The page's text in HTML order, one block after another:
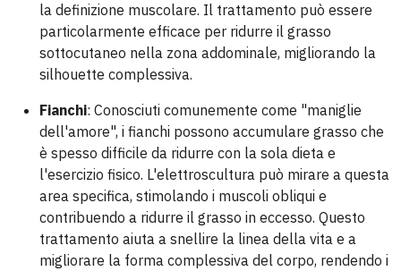
la definizione muscolare. Il trattamento può essere
particolarmente efficace per ridurre il grasso
sottocutaneo nella zona addominale, migliorando la
silhouette complessiva.
Fianchi: Conosciuti comunemente come "maniglie
dell'amore", i fianchi possono accumulare grasso che
è spesso difficile da ridurre con la sola dieta e
l'esercizio fisico. L'elettroscultura può mirare a questa
area specifica, stimolando i muscoli obliqui e
contribuendo a ridurre il grasso in eccesso. Questo
trattamento aiuta a snellire la linea della vita e a
migliorare la forma complessiva del corpo, rendendo i